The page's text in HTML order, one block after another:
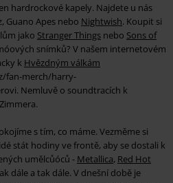
hardrockové kapely. Najdete u nás
Guano Apes nebo Nightwish. Koupit si
jako Stranger Things nebo Sons of
snímků? V našem internetovém
k Hvězdným válkám
fan-merch/harry-
Nemluvě o soundtracích k
s tím, co máme. Vezměme si
stát hodiny ve frontě, aby se dostali k
umělcůóců - Metallica, Red Hot
dále a tak dále. V dnešní době je